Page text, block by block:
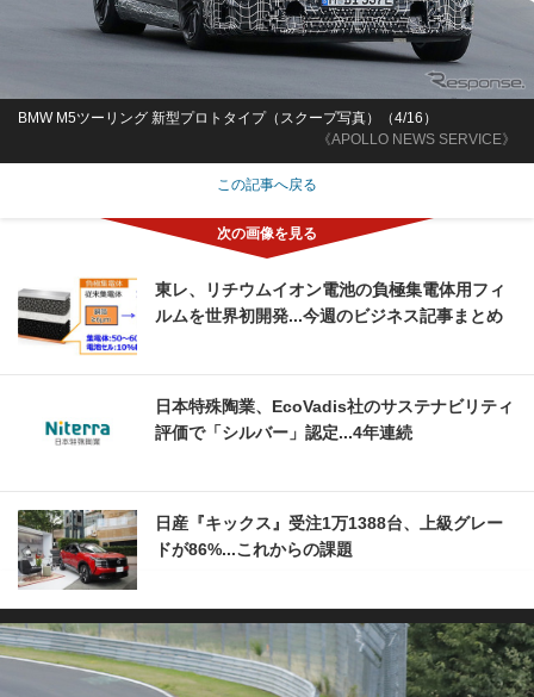
《APOLLO NEWS SERVICE》
BMW M5ツーリング 新型プロトタイプ（スクープ写真）（4/16）
この記事へ戻る
東レ、リチウムイオン電池の負極集電体用フィ
ルムを世界初開発...今週のビジネス記事まとめ
日本特殊陶業、EcoVadis社のサステナビリティ
評価で「シルバー」認定...4年連続
日産『キックス』受注1万1388台、上級グレー
ドが86%...これからの課題